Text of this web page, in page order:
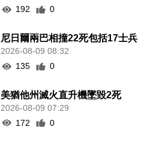
192
0
尼日爾兩巴相撞22死包括17士兵
2026-08-09 08:32
135
0
美猶他州滅火直升機墜毀2死
2026-08-09 07:29
172
0